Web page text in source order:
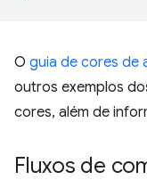
O guia de cores de
outros exemplos
cores, além de
Fluxos de